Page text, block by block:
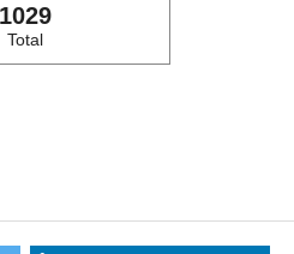
1029
Total